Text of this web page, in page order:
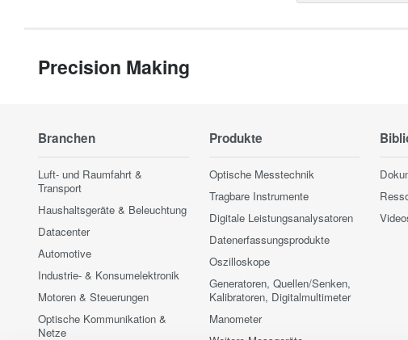
Precision Making
Branchen
Luft- und Raumfahrt &
Transport
Haushaltsgeräte & Beleuchtung
Datacenter
Automotive
Industrie- & Konsumelektronik
Motoren & Steuerungen
Optische Kommunikation &
Netze
Produkte
Optische Messtechnik
Tragbare Instrumente
Digitale Leistungsanalysatoren
Datenerfassungsprodukte
Oszilloskope
Generatoren, Quellen/Senken,
Kalibratoren, Digitalmultimeter
Manometer